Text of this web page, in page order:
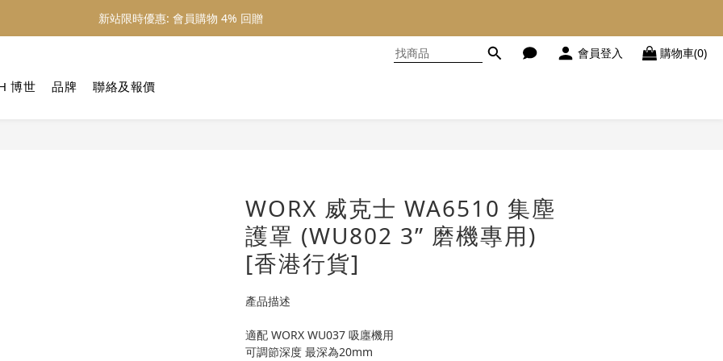
新站限時優惠: 會員購物 4% 回贈
新站限時優惠: 會員購物 4% 回贈
新站限時優惠: 會員購物 4% 回贈
會員登入 購物車(0)
博世 品牌 聯絡及報價
WORX 威克士 WA6510 集塵
護罩 (WU802 3” 磨機專用)
[香港行貨]
產品描述
適配 WORX WU037 吸廛機用
可調節深度 最深為20mm